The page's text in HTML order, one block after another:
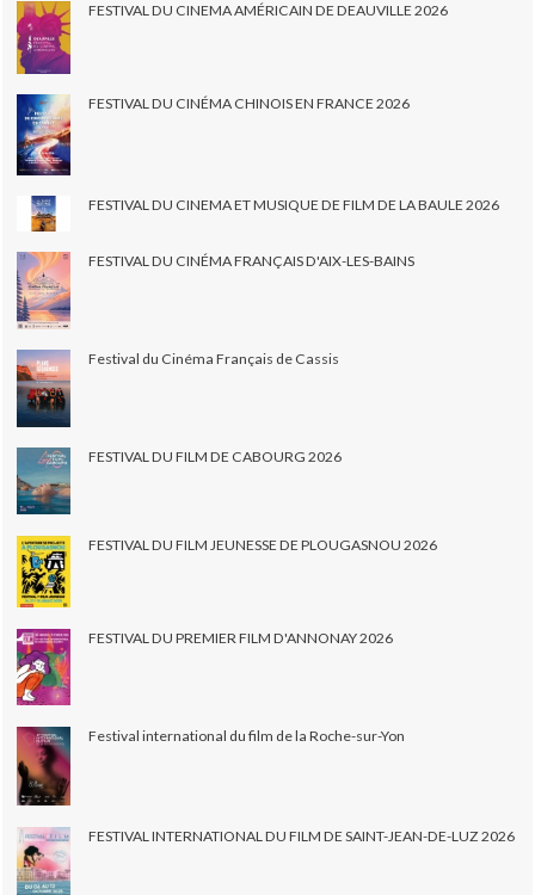
FESTIVAL DU CINEMA AMÉRICAIN DE DEAUVILLE 2026
FESTIVAL DU CINÉMA CHINOIS EN FRANCE 2026
FESTIVAL DU CINEMA ET MUSIQUE DE FILM DE LA BAULE 2026
FESTIVAL DU CINÉMA FRANÇAIS D'AIX-LES-BAINS
Festival du Cinéma Français de Cassis
FESTIVAL DU FILM DE CABOURG 2026
FESTIVAL DU FILM JEUNESSE DE PLOUGASNOU 2026
FESTIVAL DU PREMIER FILM D'ANNONAY 2026
Festival international du film de la Roche-sur-Yon
FESTIVAL INTERNATIONAL DU FILM DE SAINT-JEAN-DE-LUZ 2026